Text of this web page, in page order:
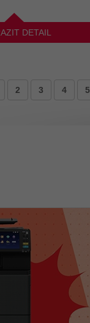
DETAIL
2 3 4 5